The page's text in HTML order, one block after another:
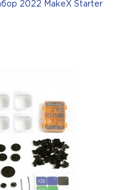
2022 MakeX Starter